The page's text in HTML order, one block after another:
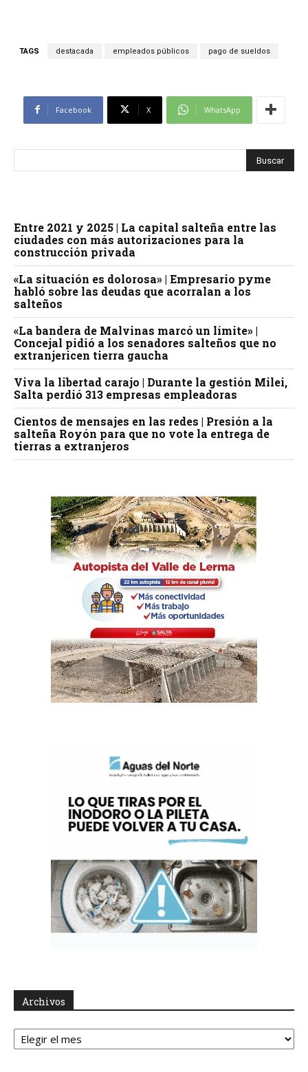
TAGS destacada empleados públicos pago de sueldos
Facebook X WhatsApp
Entre 2021 y 2025 | La capital salteña entre las
ciudades con más autorizaciones para la
construcción privada
«La situación es dolorosa» | Empresario pyme
habló sobre las deudas que acorralan a los
salteños
«La bandera de Malvinas marcó un límite» |
Concejal pidió a los senadores salteños que no
extranjericen tierra gaucha
Viva la libertad carajo | Durante la gestión Milei,
Salta perdió 313 empresas empleadoras
Cientos de mensajes en las redes | Presión a la
salteña Royón para que no vote la entrega de
tierras a extranjeros
Archivos
Archivos